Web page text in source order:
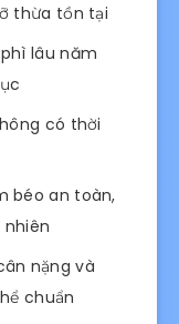
thừa tồn tại
lâu năm
có thời
béo an toàn,
nặng và
chuẩn